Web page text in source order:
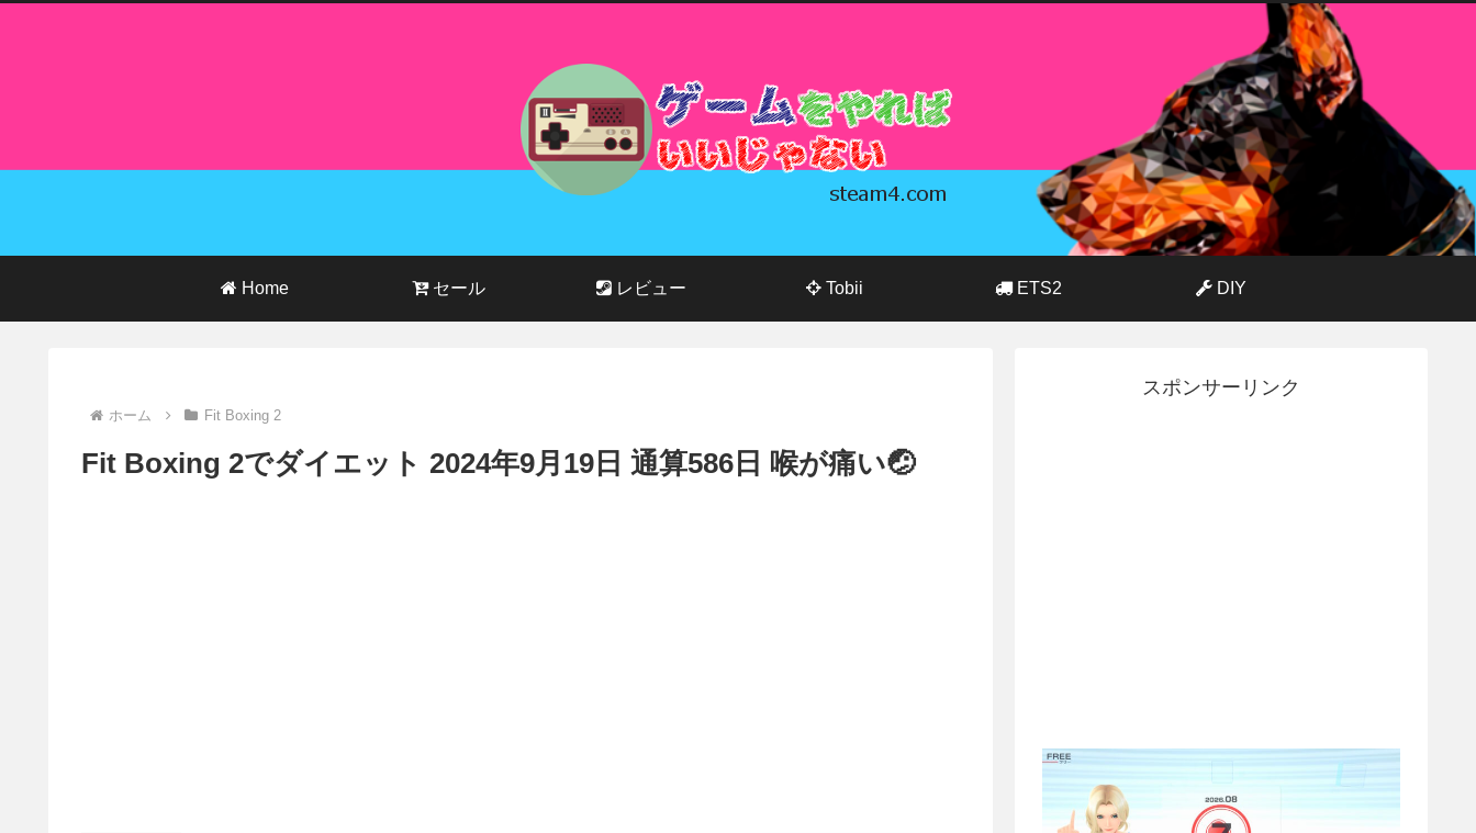
Home セール レビュー Tobii ETS2 DIY
ホーム Fit Boxing 2
Fit Boxing 2でダイエット 2024年9月19日 通算586日 喉が痛い🤕
スポンサーリンク